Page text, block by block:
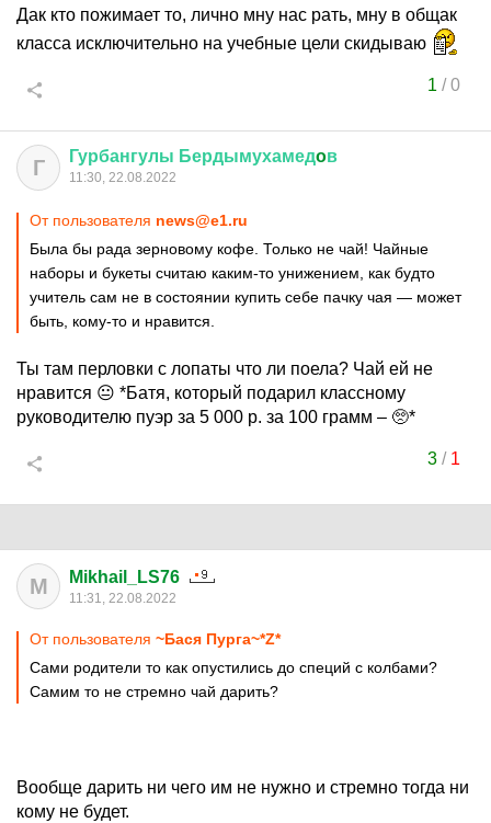
Дак кто пожимает то, лично мну нас рать, мну в общак
класса исключительно на учебные цели скидываю
1 /0
Г Гурбангулы Бердымухамедoв
11:30, 22.08.2022
От пользователя news@e1.ru
Была бы рада зерновому кофе. Только не чай! Чайные
наборы и букеты считаю каким-то унижением, как будто
учитель сам не в состоянии купить себе пачку чая — может
быть, кому-то и нравится.
Ты там перловки с лопаты что ли поела? Чай ей не
нравится 😐 *Батя, который подарил классному
руководителю пуэр за 5 000 р. за 100 грамм – 🥺*
3/ 1
M Mikhail_LS76
11:31, 22.08.2022
От пользователя ~Бася Пурга~*Z*
Сами родители то как опустились до специй с колбами?
Самим то не стремно чай дарить?
Вообще дарить ни чего им не нужно и стремно тогда ни
кому не будет.